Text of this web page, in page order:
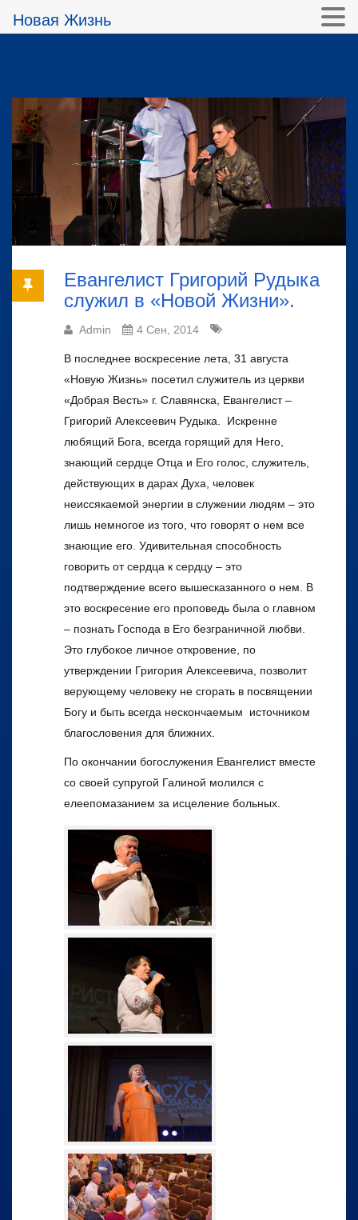
Евангелист Григорий Рудыка
служил в «Новой Жизни».
Admin 4 Сен, 2014
В последнее воскресение лета, 31 августа
«Новую Жизнь» посетил служитель из церкви
«Добрая Весть» г. Славянска, Евангелист –
Григорий Алексеевич Рудыка. Искренне
любящий Бога, всегда горящий для Него,
знающий сердце Отца и Его голос, служитель,
действующих в дарах Духа, человек
неиссякаемой энергии в служении людям – это
лишь немногое из того, что говорят о нем все
знающие его. Удивительная способность
говорить от сердца к сердцу – это
подтверждение всего вышесказанного о нем. В
это воскресение его проповедь была о главном
– познать Господа в Его безграничной любви.
Это глубокое личное откровение, по
утверждении Григория Алексеевича, позволит
верующему человеку не сгорать в посвящении
Богу и быть всегда нескончаемым источником
благословения для ближних.
По окончании богослужения Евангелист вместе
со своей супругой Галиной молился с
елеепомазанием за исцеление больных.
Новая Жизнь